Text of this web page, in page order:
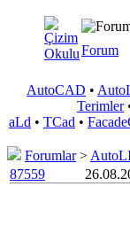
Forum
AutoCAD •
Terimler
aLd • TCad •
Forumlar>
87559